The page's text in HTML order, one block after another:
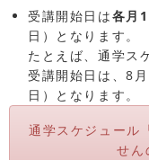
受講開始日は各月1
日）となります。
たとえば、通学ス
受講開始日は、8
日）となります。
通学スケジュール
せん